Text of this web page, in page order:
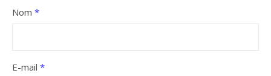
Nom *
E-mail *